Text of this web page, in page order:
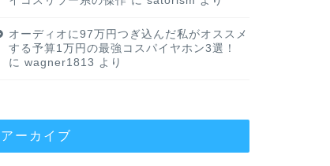
オーディオに97万円つぎ込んだ私がオススメ
する予算1万円の最強コスパイヤホン3選！
に wagner1813 より
アーカイブ